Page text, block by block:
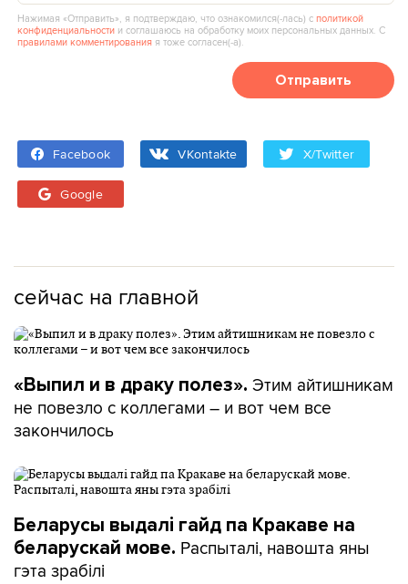
Нажимая «Отправить», я подтверждаю, что ознакомился(‑лась) сполитикой
конфиденциальности и соглашаюсь на обработку моих персональных данных. С
правилами комментирования я тоже согласен(‑а).
Отправить
Facebook VKontakte X/Twitter
Google
сейчас на главной
«Выпил и в драку полез». Этим айтишникам
не повезло с коллегами – и вот чем все
закончилось
Беларусы выдалі гайд па Кракаве на
беларускай мове. Распыталі, навошта яны
гэта зрабілі